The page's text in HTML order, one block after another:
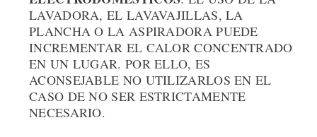
LAVADORA, EL LAVAVAJILLAS, LA
PLANCHA O LA ASPIRADORA PUEDE
INCREMENTAR EL CALOR CONCENTRADO
EN UN LUGAR. POR ELLO, ES
ACONSEJABLE NO UTILIZARLOS EN EL
CASO DE NO SER ESTRICTAMENTE
NECESARIO.